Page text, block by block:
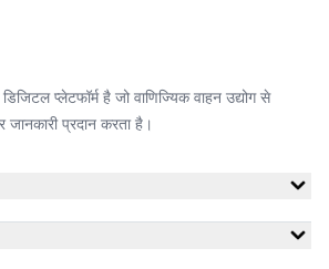
प्लेटफॉर्म है जो वाणिज्यिक वाहन उद्योग से
प्रदान करता है।